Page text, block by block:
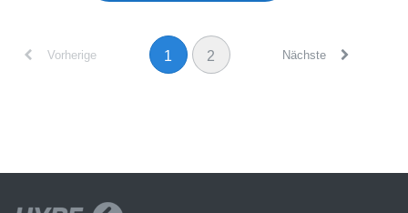
Vorherige 1 2 Nächste